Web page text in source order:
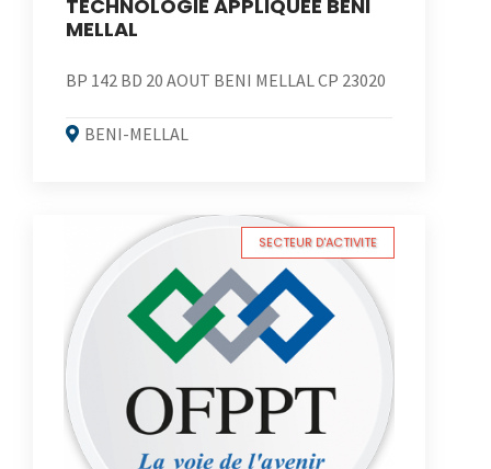
TECHNOLOGIE APPLIQUEE BENI
MELLAL
BP 142 BD 20 AOUT BENI MELLAL CP 23020
BENI-MELLAL
SECTEUR D'ACTIVITE